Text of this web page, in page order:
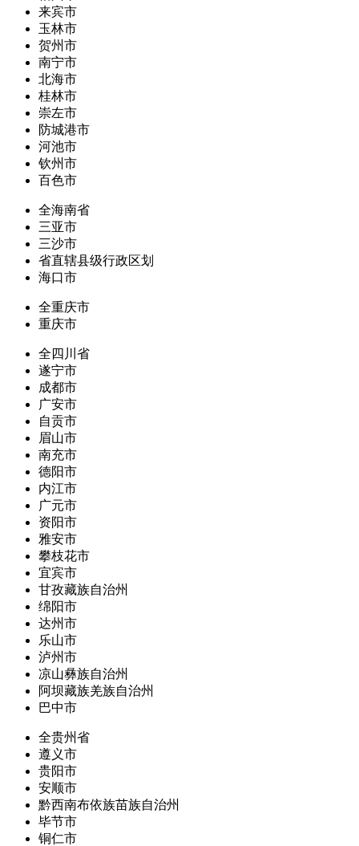
来宾市
玉林市
贺州市
南宁市
北海市
桂林市
崇左市
防城港市
河池市
钦州市
百色市
全海南省
三亚市
三沙市
省直辖县级行政区划
海口市
全重庆市
重庆市
全四川省
遂宁市
成都市
广安市
自贡市
眉山市
南充市
德阳市
内江市
广元市
资阳市
雅安市
攀枝花市
宜宾市
甘孜藏族自治州
绵阳市
达州市
乐山市
泸州市
凉山彝族自治州
阿坝藏族羌族自治州
巴中市
全贵州省
遵义市
贵阳市
安顺市
黔西南布依族苗族自治州
毕节市
铜仁市